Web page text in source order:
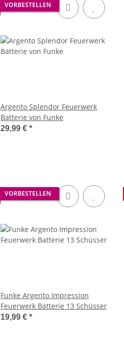
VORBESTELLEN
Argento Splendor Feuerwerk
Batterie von Funke
29,99 € *
VORBESTELLEN
Funke Argento Impression
Feuerwerk Batterie 13 Schüsser
19,99 € *